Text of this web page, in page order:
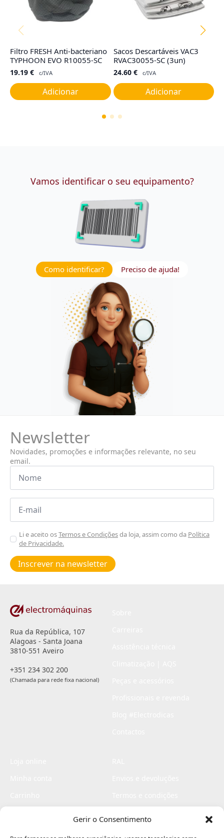
Gerir o Consentimento
Filtro FRESH Anti-bacteriano
TYPHOON EVO R10055-SC
19.19 € c/IVA
Adicionar
Sacos Descartáveis VAC3
RVAC30055-SC (3un)
24.60 € c/IVA
Adicionar
Vamos identificar o seu equipamento?
Como identificar? Preciso de ajuda!
Newsletter
Novidades, promoções e informações relevante, no seu
email.
Nome
Email
Aceitar
Poiticas
de
privacidade
Li e aceito osTermos e Condiçõesda loja, assim como da Política
de Privacidade.
Inscrever na newsletter
Rua da República, 107
Alagoas - Santa Joana
3810-551 Aveiro
+351 234 302 200
(Chamada para rede fixa nacional)